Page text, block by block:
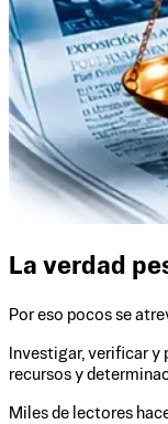
La verdad
Por eso pocos se
Investigar, verificar y
recursos y
Miles de lectores